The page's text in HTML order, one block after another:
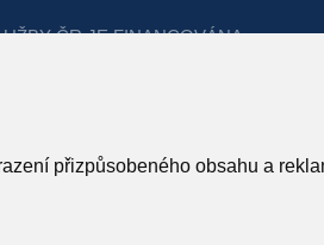
přizpůsobeného obsahu a
ČR JE FINANCOVÁNA